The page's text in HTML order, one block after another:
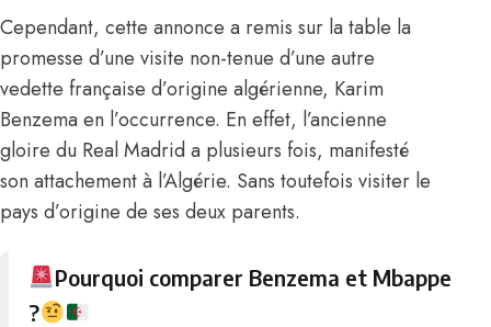
Cependant, cette annonce a remis sur la table la
promesse d’une visite non-tenue d’une autre
vedette française d’origine algérienne, Karim
Benzema en l’occurrence. En effet, l’ancienne
gloire du Real Madrid a plusieurs fois, manifesté
son attachement à l’Algérie. Sans toutefois visiter le
pays d’origine de ses deux parents.
Pourquoi comparer Benzema et Mbappe
?